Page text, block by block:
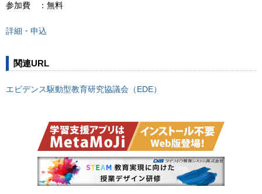
参加費 ：無料
詳細・申込
関連URL
エビデンス駆動型教育研究協議会（EDE）